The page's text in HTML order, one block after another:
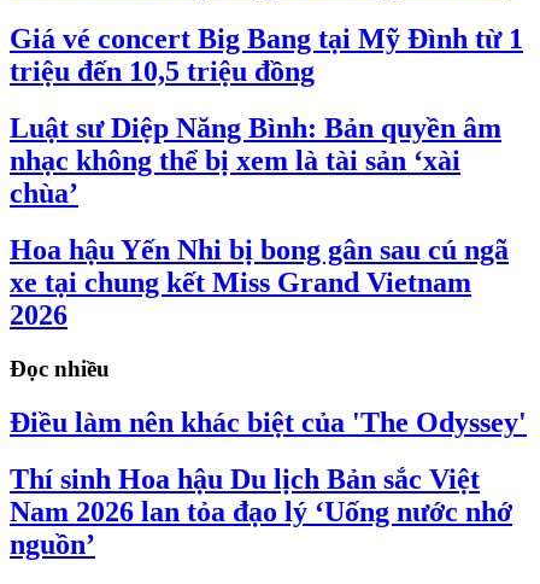
Giá vé concert Big Bang tại Mỹ Đình từ 1
triệu đến 10,5 triệu đồng
Luật sư Diệp Năng Bình: Bản quyền âm
nhạc không thể bị xem là tài sản ‘xài
chùa’
Hoa hậu Yến Nhi bị bong gân sau cú ngã
xe tại chung kết Miss Grand Vietnam
2026
Đọc nhiều
Điều làm nên khác biệt của 'The Odyssey'
Thí sinh Hoa hậu Du lịch Bản sắc Việt
Nam 2026 lan tỏa đạo lý ‘Uống nước nhớ
nguồn’